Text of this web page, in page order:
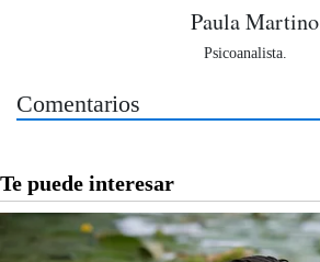
Paula Martino
Psicoanalista.
Comentarios